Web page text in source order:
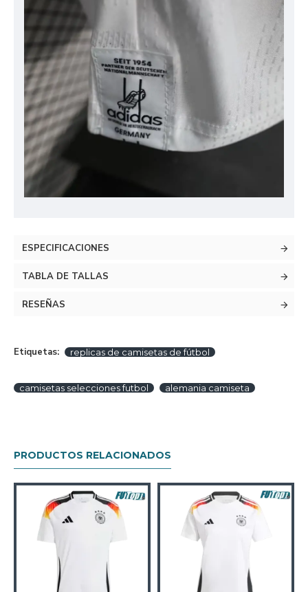
ESPECIFICACIONES
TABLA DE TALLAS
RESEÑAS
Etiquetas: replicas de camisetas de fútbol
camisetas selecciones futbol alemania camiseta
PRODUCTOS RELACIONADOS